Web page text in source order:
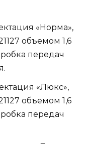
«Норма»,
объемом 1,6
передач
«Люкс»,
объемом 1,6
передач